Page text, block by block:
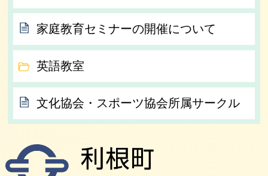
家庭教育セミナーの開催について
英語教室
文化協会・スポーツ協会所属サークル